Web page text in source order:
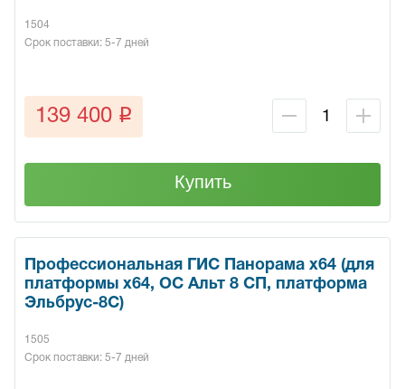
1504
Срок поставки: 5-7 дней
139 400 q
Купить
Профессиональная ГИС Панорама х64 (для
платформы x64, ОС Альт 8 СП, платформа
Эльбрус-8С)
1505
Срок поставки: 5-7 дней